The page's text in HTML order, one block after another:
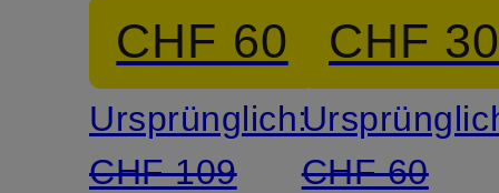
CHF 60
Ursprünglich:
CHF 109
CHF
CHF 60